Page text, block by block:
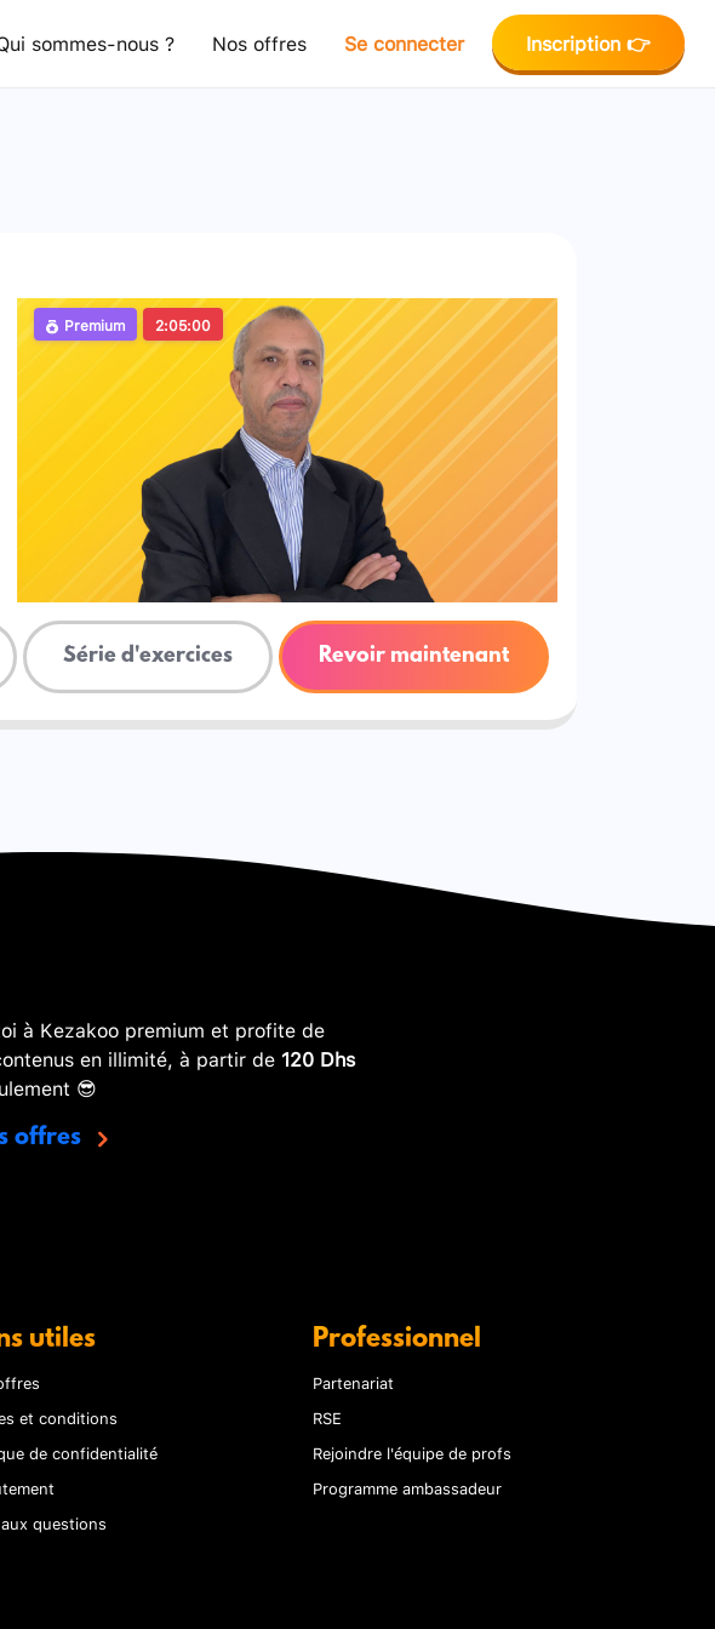
sommes-nous ? Nos offres Se connecter Inscription 👉
Premium 2:05:00
Série d'exercices Revoir maintenant
à Kezakoo premium et profite de
en illimité, à partir de 120 Dhs
😎
offres
utiles
et conditions
de confidentialité
questions
Professionnel
Partenariat
RSE
Rejoindre l'équipe de profs
Programme ambassadeur